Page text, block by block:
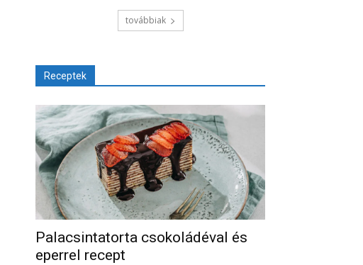
továbbiak
Receptek
Palacsintatorta csokoládéval és
eperrel recept